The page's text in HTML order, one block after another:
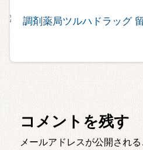
コメントを残す
メールアドレスが公開される